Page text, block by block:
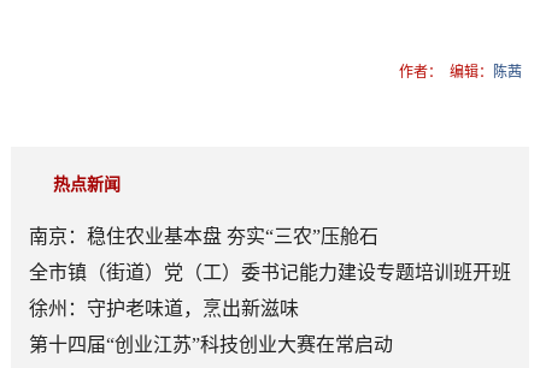
作者： 编辑： 陈茜
热点新闻
南京：稳住农业基本盘 夯实“三农”压舱石
全市镇（街道）党（工）委书记能力建设专题培训班开班
徐州：守护老味道，烹出新滋味
第十四届“创业江苏”科技创业大赛在常启动